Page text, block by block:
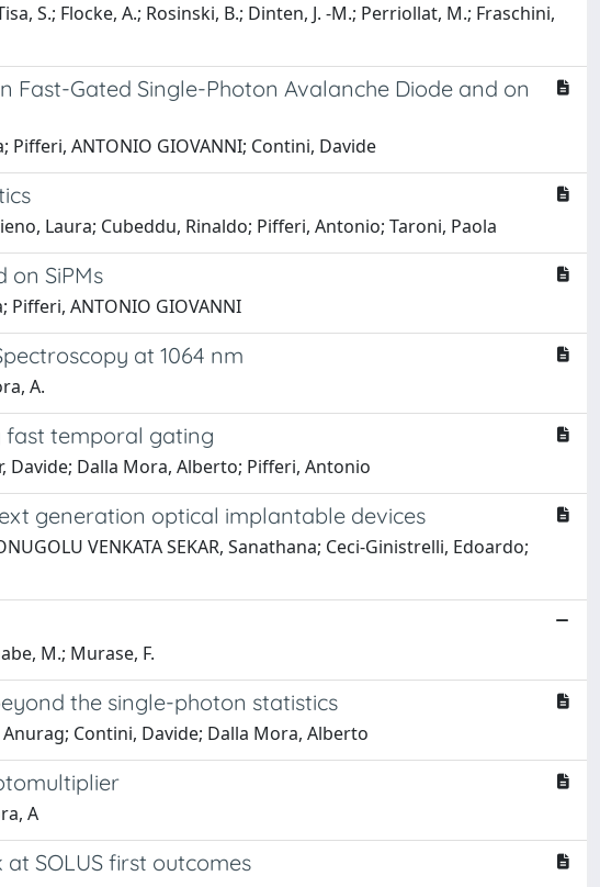
S.; Flocke, A.; Rosinski, B.; Dinten, J. -M.; Perriollat, M.; Fraschini,
Fast-Gated Single-Photon Avalanche Diode and on
Pifferi, ANTONIO GIOVANNI; Contini, Davide
Laura; Cubeddu, Rinaldo; Pifferi, Antonio; Taroni, Paola
SiPMs
Pifferi, ANTONIO GIOVANNI
at 1064 nm
A.
fast temporal gating
Davide; Dalla Mora, Alberto; Pifferi, Antonio
generation optical implantable devices
VENKATA SEKAR, Sanathana; Ceci-Ginistrelli, Edoardo;
M.; Murase, F.
the single-photon statistics
Contini, Davide; Dalla Mora, Alberto
A
SOLUS first outcomes